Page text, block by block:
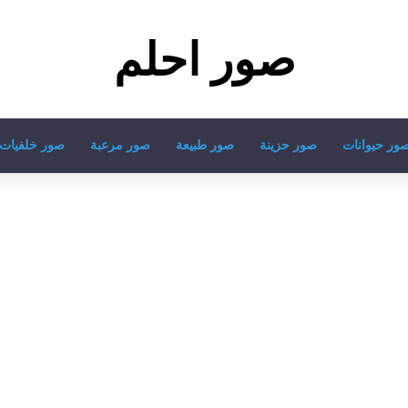
صور احلم
حيوانات صور حزينة صور طبيعة صور مرعبة صور خلفيات